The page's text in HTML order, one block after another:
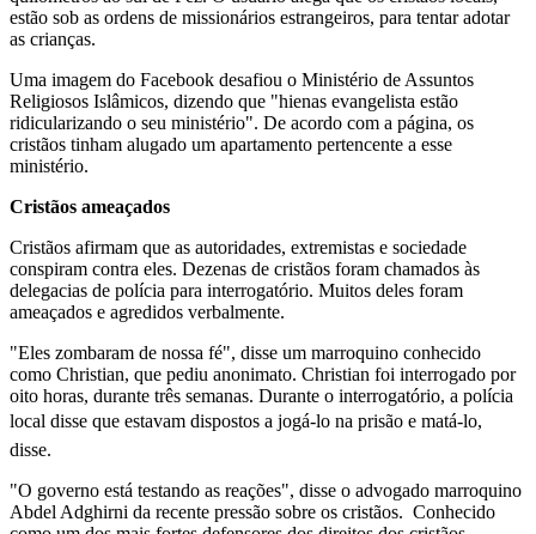
estão sob as ordens de missionários estrangeiros, para tentar adotar
as crianças.
Uma imagem do Facebook desafiou o Ministério de Assuntos
Religiosos Islâmicos, dizendo que "hienas evangelista estão
ridicularizando o seu ministério". De acordo com a página, os
cristãos tinham alugado um apartamento pertencente a esse
ministério.
Cristãos ameaçados
Cristãos afirmam que as autoridades, extremistas e sociedade
conspiram contra eles. Dezenas de cristãos foram chamados às
delegacias de polícia para interrogatório. Muitos deles foram
ameaçados e agredidos verbalmente.
"Eles zombaram de nossa fé", disse um marroquino conhecido
como Christian, que pediu anonimato. Christian foi interrogado por
oito horas, durante três semanas. Durante o interrogatório, a polícia
local disse que estavam dispostos a jogá-lo na prisão e matá-lo,
disse.
"O governo está testando as reações", disse o advogado marroquino
Abdel Adghirni da recente pressão sobre os cristãos. Conhecido